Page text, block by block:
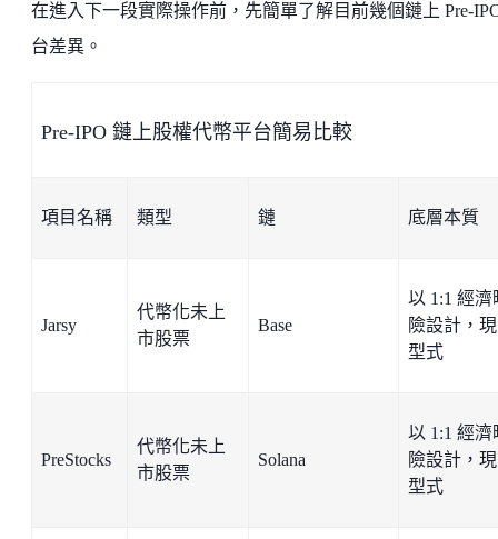
在進入下一段實際操作前，先簡單了解目前幾個鏈上 Pre-
台差異。
Pre-IPO 鏈上股權代幣平台簡易比較
項目名稱 類型 鏈 底層本質
Jarsy
代幣化未上
市股票
Base
以 1:1 經濟
險設計，
型式
PreStocks
代幣化未上
市股票
Solana
以 1:1 經濟
險設計，
型式